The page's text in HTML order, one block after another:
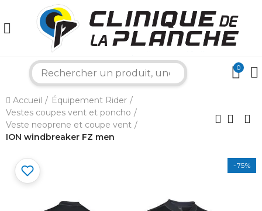
0
Accueil
Équipement Rider
Vestes coupes vent et poncho
Veste neoprene et coupe vent
ION windbreaker FZ men
-75%
×
Bonjour ! Je suis votre expert nautique.
Comment puis-je vous aider aujourd'hui ?